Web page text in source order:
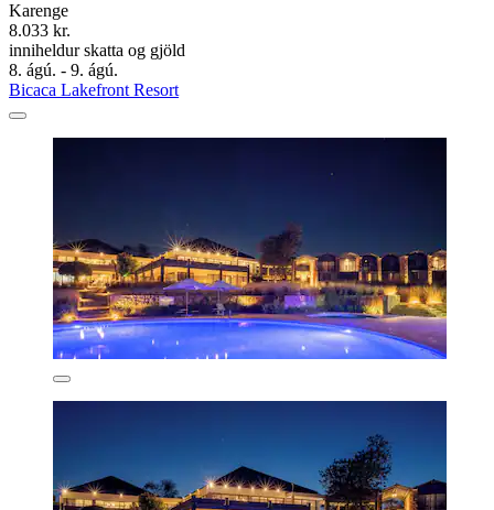
Karenge
8.033 kr.
inniheldur skatta og gjöld
8. ágú. - 9. ágú.
Bicaca Lakefront Resort